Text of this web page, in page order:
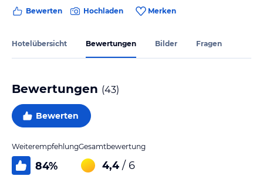
Bewerten Hochladen Merken
Hotelübersicht Bewertungen Bilder Fragen
Bewertungen (43)
Bewerten
Weiterempfehlung
84%
Gesamtbewertung
4,4 / 6